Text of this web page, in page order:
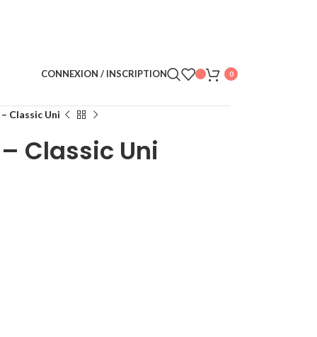
CONNEXION / INSCRIPTION 0
Classic Uni
Classic Uni